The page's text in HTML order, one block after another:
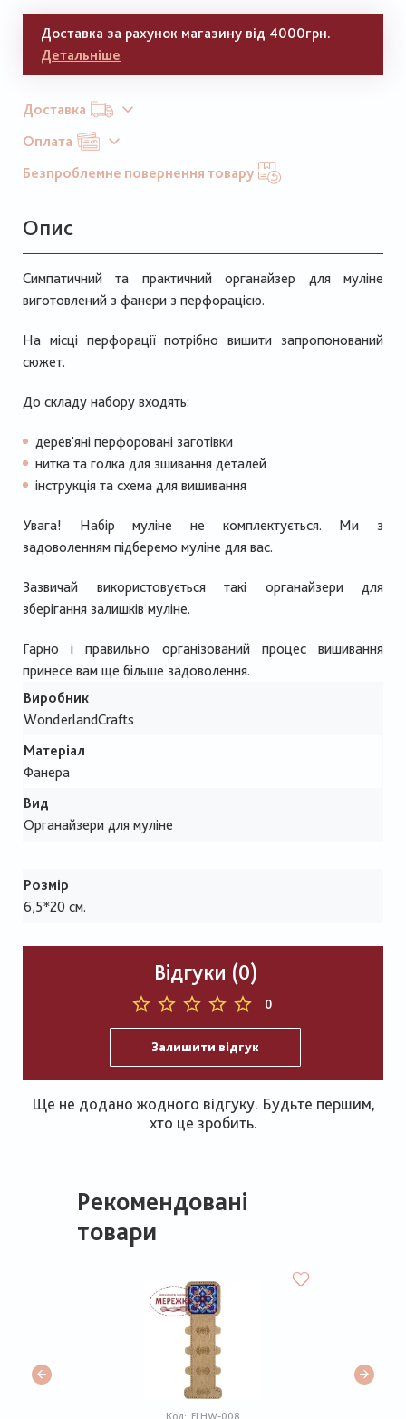
Доставка за рахунок магазину від 4000грн.
Детальніше
Доставка
Оплата
Безпроблемне повернення товару
Опис
Симпатичний та практичний органайзер для муліне
виготовлений з фанери з перфорацією.
На місці перфорації потрібно вишити запропонований
сюжет.
До складу набору входять:
дерев'яні перфоровані заготівки
нитка та голка для зшивання деталей
інструкція та схема для вишивання
Увага! Набір муліне не комплектується. Ми з
задоволенням підберемо муліне для вас.
Зазвичай використовується такі органайзери для
зберігання залишків муліне.
Гарно і правильно організований процес вишивання
принесе вам ще більше задоволення.
Виробник
WonderlandCrafts
Матеріал
Фанера
Вид
Органайзери для муліне
Розмір
6,5*20 см.
Відгуки (0)
0
Залишити відгук
Ще не додано жодного відгуку. Будьте першим,
хто це зробить.
Рекомендовані
товари
Код: FLHW-008